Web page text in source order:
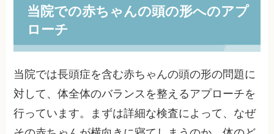
当院での赤ちゃんの頭の形へのアプ
ローチ
当院では長頭症を含む赤ちゃんの頭の形の問題に
対して、体全体のバランスを整えるアプローチを
行っています。まずは詳細な検査によって、なぜ